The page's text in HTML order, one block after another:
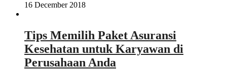
16 December 2018
Tips Memilih Paket Asuransi
Kesehatan untuk Karyawan di
Perusahaan Anda